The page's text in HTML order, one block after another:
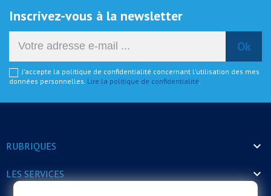
Inscrivez-vous à la newsletter
J'accepte la politique de confidentialité concernant l'utilisation des mes
données personnelles. Lire la politique de confidentialité
RUBRIQUES 
LES SERVICES 